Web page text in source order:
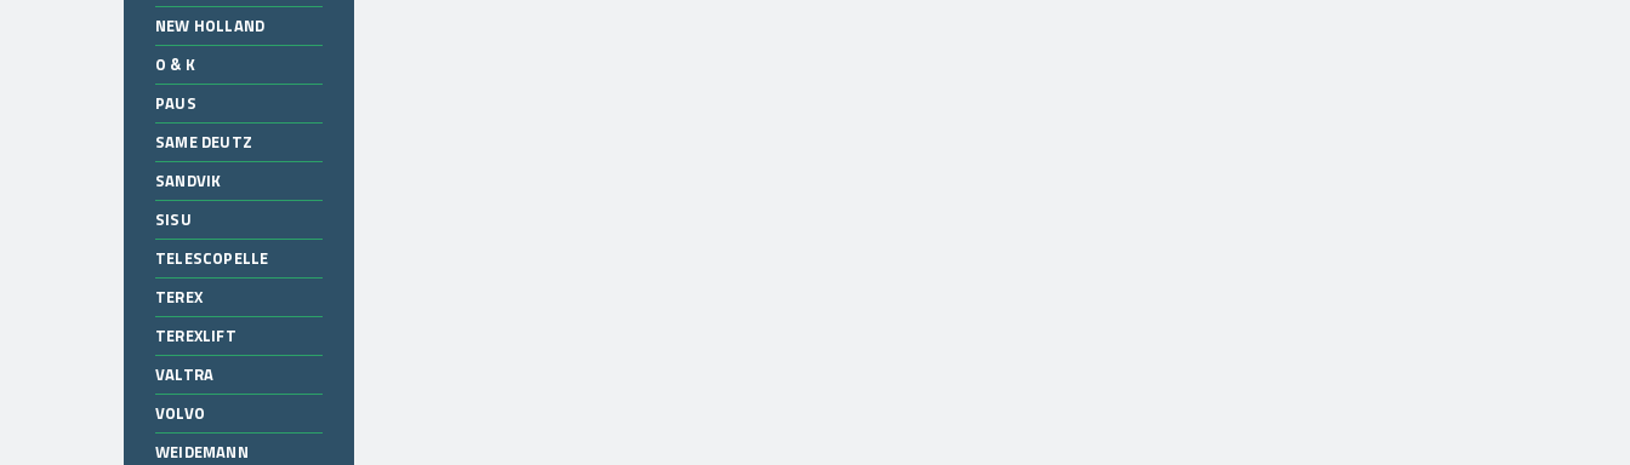
NEW HOLLAND
O & K
PAUS
SAME DEUTZ
SANDVIK
SISU
TELESCOPELLE
TEREX
TEREXLIFT
VALTRA
VOLVO
WEIDEMANN